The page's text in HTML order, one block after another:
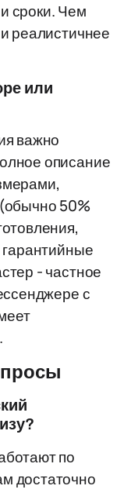
сроки. Чем
реалистичнее
или
важно
описание
50%
гарантийные
- частное
с
по
достаточно